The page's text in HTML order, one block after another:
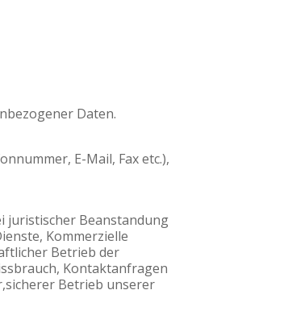
Daten.
E-Mail, Fax etc.),
juristischer Beanstandung
Kommerzielle
Betrieb der
Kontaktanfragen
Betrieb unserer